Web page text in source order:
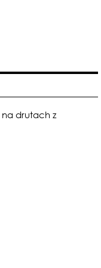
drutach z